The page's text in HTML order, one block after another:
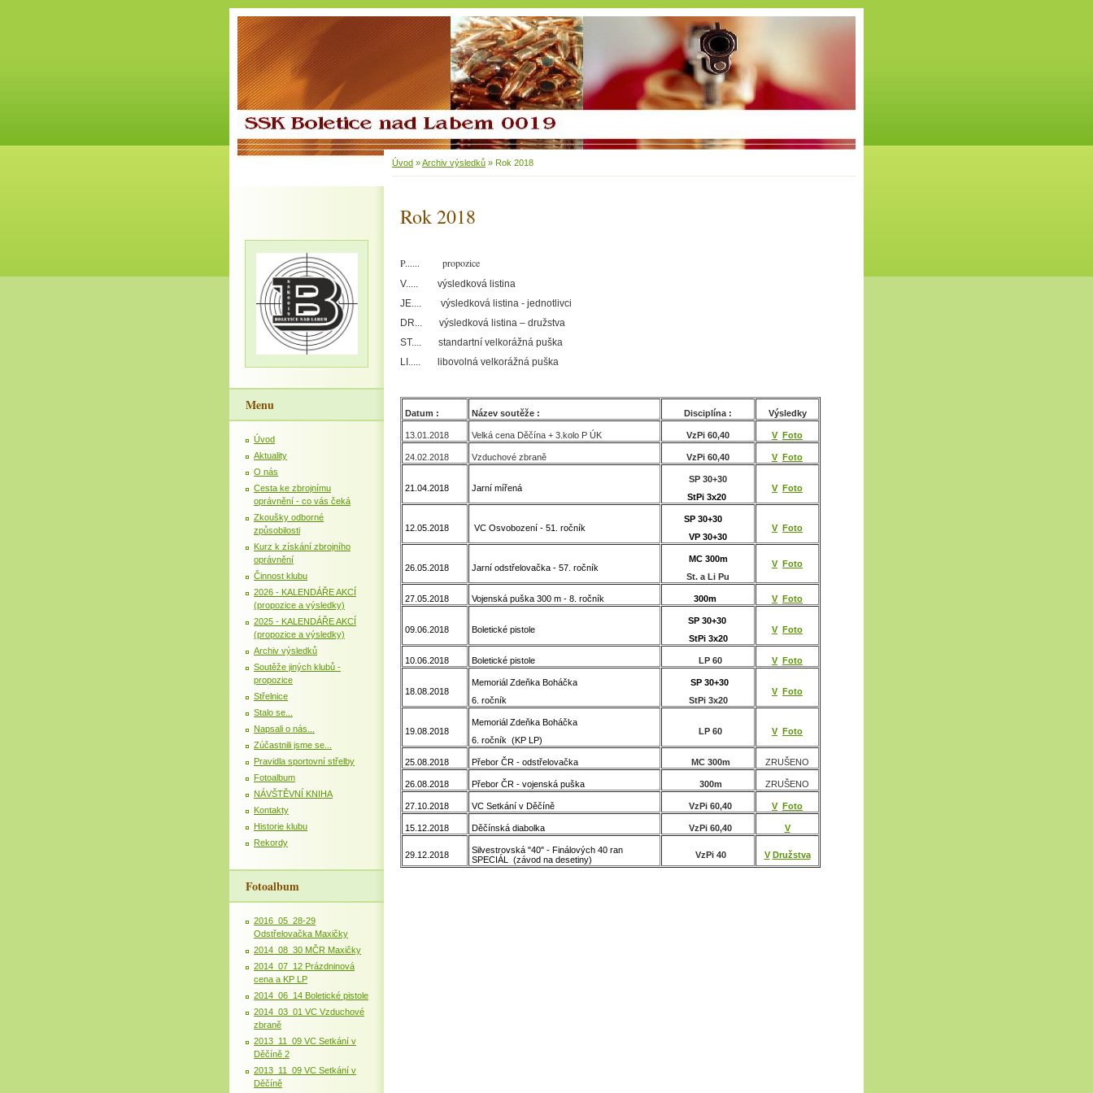
Úvod »Archiv výsledků » Rok 2018
Rok 2018
P...... propozice
V..... výsledková listina
JE.... výsledková listina - jednotlivci
DR... výsledková listina – družstva
ST.... standartní velkorážná puška
LI..... libovolná velkorážná puška
Datum : Název soutěže : Disciplína : Výsledky
13.01.2018 Velká cena Děčína + 3.kolo P ÚK VzPi 60,40 V Foto
24.02.2018 Vzduchové zbraně VzPi 60,40 V Foto
21.04.2018 Jarní mířená
SP 30+30
StPi 3x20
V Foto
12.05.2018 VC Osvobození - 51. ročník
SP 30+30
VP 30+30
V Foto
26.05.2018 Jarní odstřelovačka - 57. ročník
MC 300m
St. a Li Pu
V Foto
27.05.2018 Vojenská puška 300 m - 8. ročník 300m V Foto
09.06.2018 Boletické pistole
SP 30+30
StPi 3x20
V Foto
10.06.2018 Boletické pistole LP 60 V Foto
18.08.2018
Memoriál Zdeňka Boháčka
6. ročník
SP 30+30
StPi 3x20
V Foto
19.08.2018
Memoriál Zdeňka Boháčka
6. ročník (KP LP)
LP 60 V Foto
25.08.2018 Přebor ČR - odstřelovačka MC 300m ZRUŠENO
26.08.2018 Přebor ČR - vojenská puška 300m ZRUŠENO
27.10.2018 VC Setkání v Děčíně VzPi 60,40 V Foto
15.12.2018 Děčínská diabolka VzPi 60,40 V
29.12.2018
Silvestrovská "40" - Finálových 40 ran
SPECIÁL (závod na desetiny)
VzPi 40 V Družstva
Menu
Úvod
Aktuality
O nás
Cesta ke zbrojnímu
oprávnění - co vás čeká
Zkoušky odborné
způsobilosti
Kurz k získání zbrojního
oprávnění
Činnost klubu
2026 - KALENDÁŘE AKCÍ
(propozice a výsledky)
2025 - KALENDÁŘE AKCÍ
(propozice a výsledky)
Archiv výsledků
Soutěže jiných klubů -
propozice
Střelnice
Stalo se...
Napsali o nás...
Zúčastnili jsme se...
Pravidla sportovní střelby
Fotoalbum
NÁVŠTĚVNÍ KNIHA
Kontakty
Historie klubu
Rekordy
Fotoalbum
2016_05_28-29
Odstřelovačka Maxičky
2014_08_30 MČR Maxičky
2014_07_12 Prázdninová
cena a KP LP
2014_06_14 Boletické pistole
2014_03_01 VC Vzduchové
zbraně
2013_11_09 VC Setkání v
Děčíně 2
2013_11_09 VC Setkání v
Děčíně